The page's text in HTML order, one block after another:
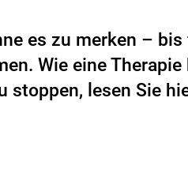
es zu merken –
Wie eine
stoppen, lesen Sie